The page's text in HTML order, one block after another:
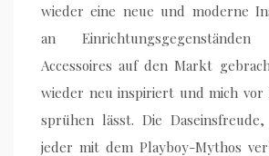
wieder eine neue und moderne
an
Accessoires auf den Markt
wieder neu inspiriert und mich vor
sprühen lässt. Die
jeder mit dem Playboy-Mythos